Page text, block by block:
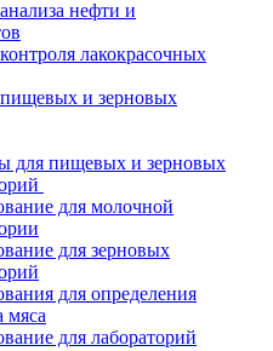
нефти и
лакокрасочных
и зерновых
для пищевых и зерновых
для молочной
для зерновых
для определения
мяса
для лабораторий